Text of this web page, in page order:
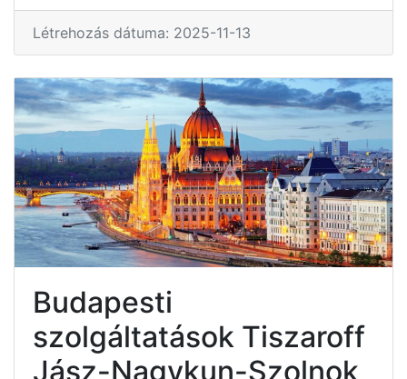
Létrehozás dátuma: 2025-11-13
Budapesti
szolgáltatások Tiszaroff
Jász-Nagykun-Szolnok